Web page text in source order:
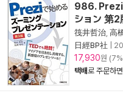
986. Prezi
ション 第
筏井哲治 高
日經BP社
17,930원
택배로 주문하면